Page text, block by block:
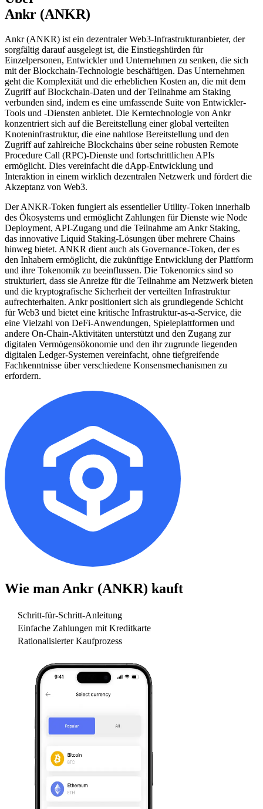
Ankr (ANKR)
Ankr (ANKR) ist ein dezentraler Web3-Infrastrukturanbieter, der
sorgfältig darauf ausgelegt ist, die Einstiegshürden für
Einzelpersonen, Entwickler und Unternehmen zu senken, die sich
mit der Blockchain-Technologie beschäftigen. Das Unternehmen
geht die Komplexität und die erheblichen Kosten an, die mit dem
Zugriff auf Blockchain-Daten und der Teilnahme am Staking
verbunden sind, indem es eine umfassende Suite von Entwickler-
Tools und -Diensten anbietet. Die Kerntechnologie von Ankr
konzentriert sich auf die Bereitstellung einer global verteilten
Knoteninfrastruktur, die eine nahtlose Bereitstellung und den
Zugriff auf zahlreiche Blockchains über seine robusten Remote
Procedure Call (RPC)-Dienste und fortschrittlichen APIs
ermöglicht. Dies vereinfacht die dApp-Entwicklung und
Interaktion in einem wirklich dezentralen Netzwerk und fördert die
Akzeptanz von Web3.
Der ANKR-Token fungiert als essentieller Utility-Token innerhalb
des Ökosystems und ermöglicht Zahlungen für Dienste wie Node
Deployment, API-Zugang und die Teilnahme am Ankr Staking,
das innovative Liquid Staking-Lösungen über mehrere Chains
hinweg bietet. ANKR dient auch als Governance-Token, der es
den Inhabern ermöglicht, die zukünftige Entwicklung der Plattform
und ihre Tokenomik zu beeinflussen. Die Tokenomics sind so
strukturiert, dass sie Anreize für die Teilnahme am Netzwerk bieten
und die kryptografische Sicherheit der verteilten Infrastruktur
aufrechterhalten. Ankr positioniert sich als grundlegende Schicht
für Web3 und bietet eine kritische Infrastruktur-as-a-Service, die
eine Vielzahl von DeFi-Anwendungen, Spieleplattformen und
andere On-Chain-Aktivitäten unterstützt und den Zugang zur
digitalen Vermögensökonomie und den ihr zugrunde liegenden
digitalen Ledger-Systemen vereinfacht, ohne tiefgreifende
Fachkenntnisse über verschiedene Konsensmechanismen zu
erfordern.
Wie man Ankr (ANKR) kauft
Schritt-für-Schritt-Anleitung
Einfache Zahlungen mit Kreditkarte
Rationalisierter Kaufprozess